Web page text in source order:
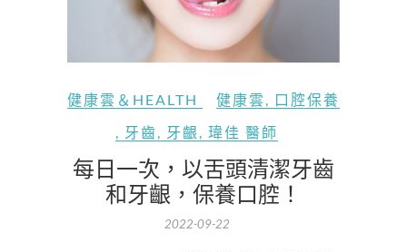
健康雲＆HEALTH 健康雲, 口腔保養
, 牙齒, 牙齦, 瑋佳 醫師
每日一次，以舌頭清潔牙齒
和牙齦，保養口腔！
2022-09-22